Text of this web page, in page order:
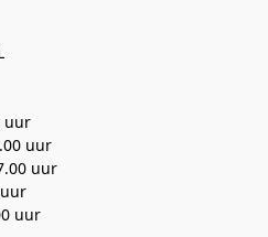
uur
uur
uur
uur